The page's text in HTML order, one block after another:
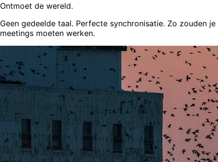
Ontmoet de wereld.
Geen gedeelde taal. Perfecte synchronisatie. Zo zouden je
meetings moeten werken.